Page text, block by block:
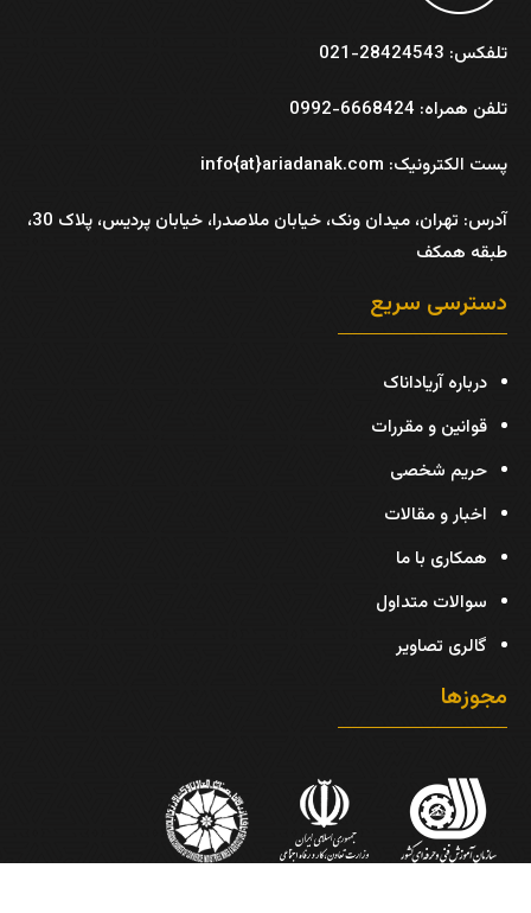
تلفکس: 28424543-021
تلفن همراه: 6668424-0992
پست الکترونیک: info{at}ariadanak.com
آدرس:
تهران، میدان ونک، خیابان ملاصدرا، خیابان پردیس، پلاک 30،
طبقه همکف
دسترسی سریع
درباره آریاداناک
قوانین و مقررات
حریم شخصی
اخبار و مقالات
همکاری با ما
سوالات متداول
گالری تصاویر
مجوزها